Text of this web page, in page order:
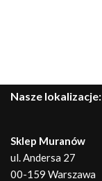
Nasze lokalizacje:
Sklep Muranów
ul. Andersa 27
00-159 Warszawa